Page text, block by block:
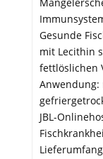
Gesunde
mit Lecithin
fettlöslichen
JBL-